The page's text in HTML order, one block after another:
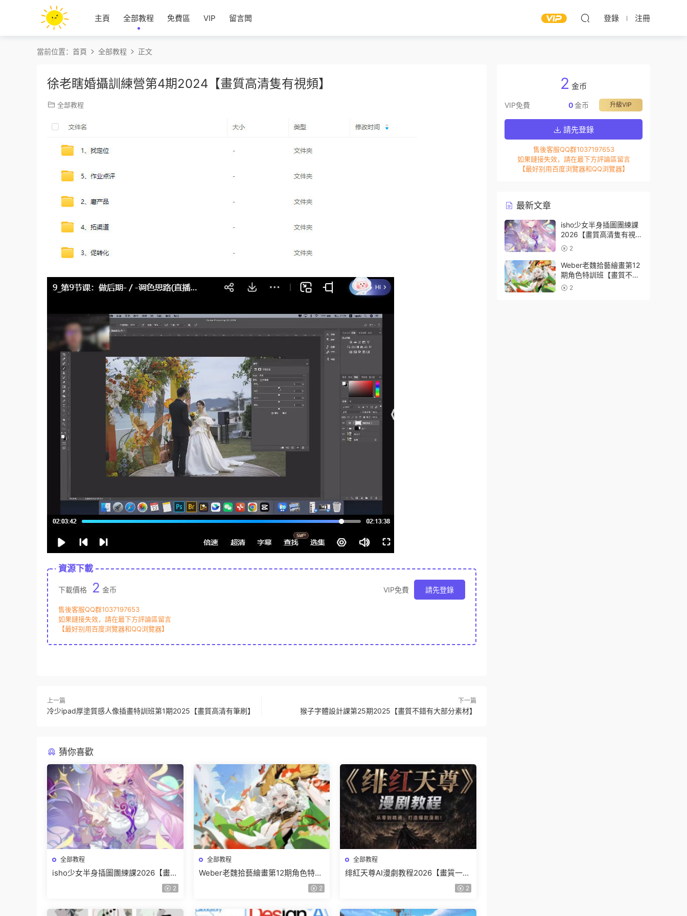
主頁 全部教程 免費區 VIP 留言闆 登錄 注冊
當前位置： 首頁 全部教程 正文
徐老瞎婚攝訓練營第4期2024【畫質高清隻有視頻】
全部教程
資源下載
下載價格 2 金币 VIP免費 請先登錄
售後客服QQ群1037197653
如果鏈接失效，請在最下方評論區留言
【最好别用百度浏覽器和QQ浏覽器】
上一篇
冷少ipad厚塗質感人像插畫特訓班第1期2025【畫質高清有筆刷】
下一篇
猴子字體設計課第25期2025【畫質不錯有大部分素材】
猜你喜歡
全部教程
isho少女半身插圖團練課2026【畫質
2
全部教程
Weber老魏拾藝繪畫第12期角色特訓
2
全部教程
绯紅天尊AI漫劇教程2026【畫質一般
2
2 金币
VIP免費 升級VIP
0金币
請先登錄
售後客服QQ群1037197653
如果鏈接失效，請在最下方評論區留言
【最好别用百度浏覽器和QQ浏覽器】
最新文章
isho少女半身插圖團練課
2026【畫質高清隻有視
頻】2
Weber老魏拾藝繪畫第12
期角色特訓班【畫質不錯
隻有視頻】
2